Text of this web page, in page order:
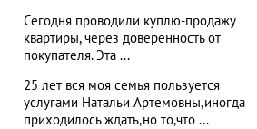
Сегодня проводили куплю-продажу
квартиры, через доверенность от
покупателя. Эта ...
25 лет вся моя семья пользуется
услугами Натальи Артемовны,иногда
приходилось ждать,но то,что ...